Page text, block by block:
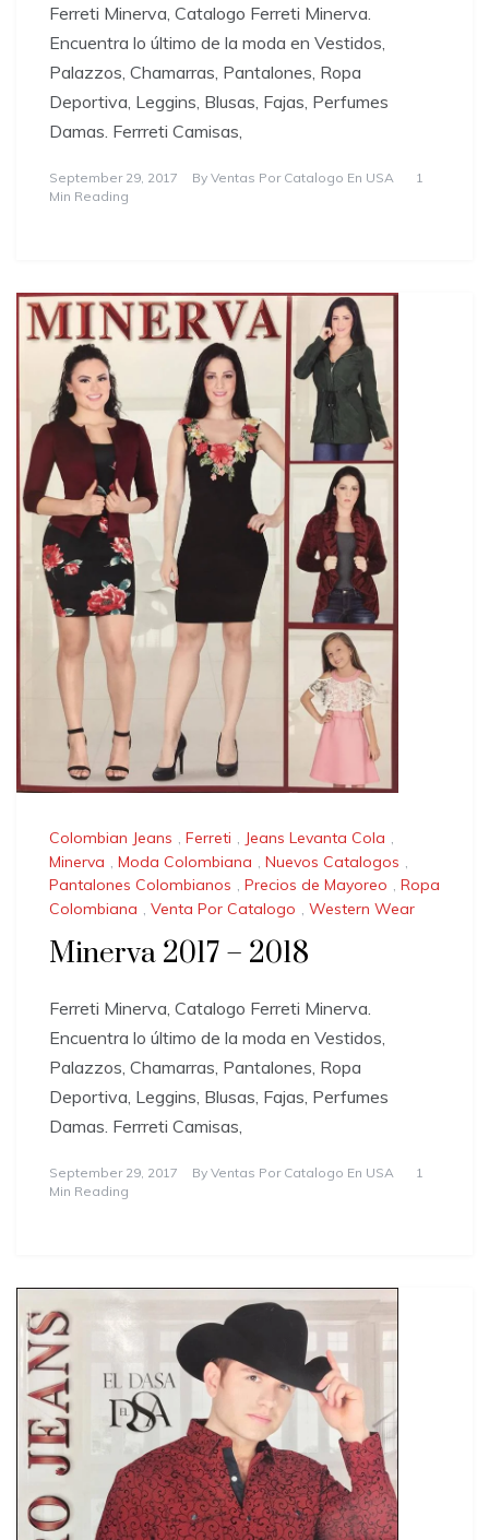
Ferreti Minerva, Catalogo Ferreti Minerva.
Encuentra lo último de la moda en Vestidos,
Palazzos, Chamarras, Pantalones, Ropa
Deportiva, Leggins, Blusas, Fajas, Perfumes
Damas. Ferrreti Camisas,
September 29, 2017 By Ventas Por Catalogo En USA
1
Min Reading
Colombian Jeans , Ferreti , Jeans Levanta Cola ,
Minerva , Moda Colombiana , Nuevos Catalogos ,
Pantalones Colombianos , Precios de Mayoreo , Ropa
Colombiana , Venta Por Catalogo , Western Wear
Minerva 2017 – 2018
Ferreti Minerva, Catalogo Ferreti Minerva.
Encuentra lo último de la moda en Vestidos,
Palazzos, Chamarras, Pantalones, Ropa
Deportiva, Leggins, Blusas, Fajas, Perfumes
Damas. Ferrreti Camisas,
September 29, 2017 By Ventas Por Catalogo En USA
1
Min Reading